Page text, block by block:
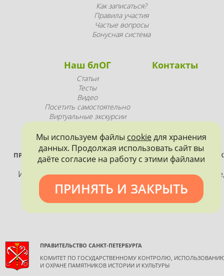
Как записаться?
Правила участия
Частые вопросы
Бонусная система
Наш блОГ
Статьи
Тесты
Видео
Посетить самостоятельно
Виртуальные экскурсии
Контакты
ПРОЕКТ РЕАЛИЗУЕТСЯ ПРИ ПОДДЕРЖКЕ ПРАВИТЕЛЬСТВА
ПЕТЕРБУРГА
Использование материалов, размещенных на
допускается только с согласия правообладателя и
обязательной ссылкой на источник информации.
ПРАВИТЕЛЬСТВО САНКТ-ПЕТЕРБУРГА
КОМИТЕТ ПО ГОСУДАРСТВЕННОМУ КОНТРОЛЮ,
И ОХРАНЕ ПАМЯТНИКОВ ИСТОРИИ И КУЛЬТУРЫ
Мы используем файлы cookieдля хранения
данных. Продолжая использовать сайт вы
даёте согласие на работу с этими файлами
ПРИНЯТЬ И ЗАКРЫТЬ